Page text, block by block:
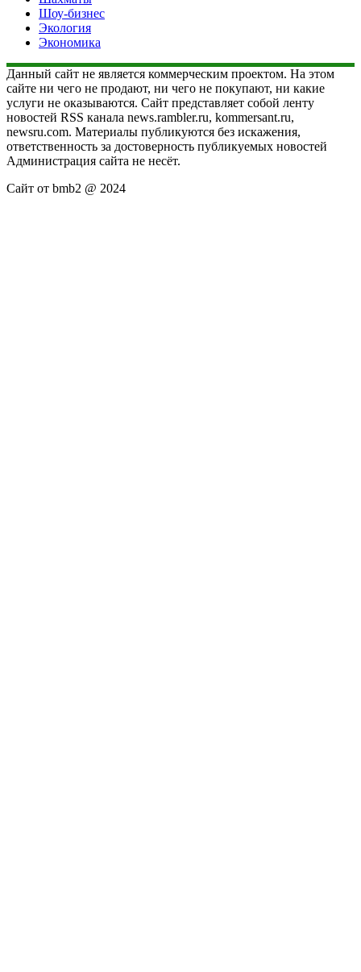
Шоу-бизнес
Экология
Экономика
Данный сайт не является коммерческим проектом. На этом
сайте ни чего не продают, ни чего не покупают, ни какие
услуги не оказываются. Сайт представляет собой ленту
новостей RSS канала news.rambler.ru, kommersant.ru,
newsru.com. Материалы публикуются без искажения,
ответственность за достоверность публикуемых новостей
Администрация сайта не несёт.
Сайт от bmb2 @ 2024